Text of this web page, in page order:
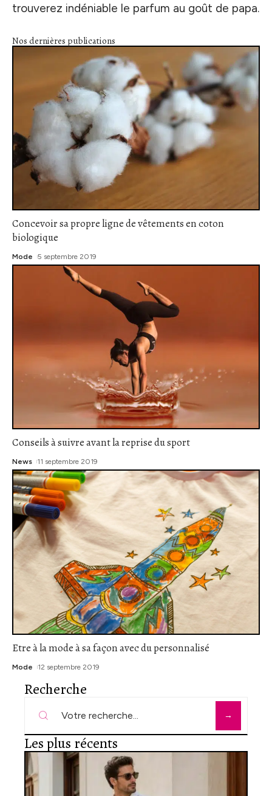
trouverez indéniable le parfum au goût de papa.
Nos dernières publications
Concevoir sa propre ligne de vêtements en coton
biologique
Mode 5 septembre 2019
Conseils à suivre avant la reprise du sport
News 11 septembre 2019
Etre à la mode à sa façon avec du personnalisé
Mode 12 septembre 2019
Recherche
Les plus récents